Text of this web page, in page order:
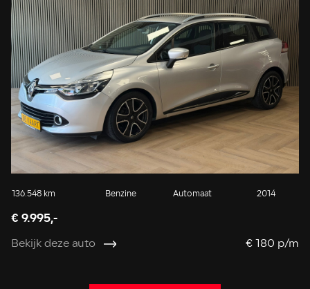
136.548 km Benzine Automaat 2014
€ 9.995,-
Bekijk deze auto € 180 p/m